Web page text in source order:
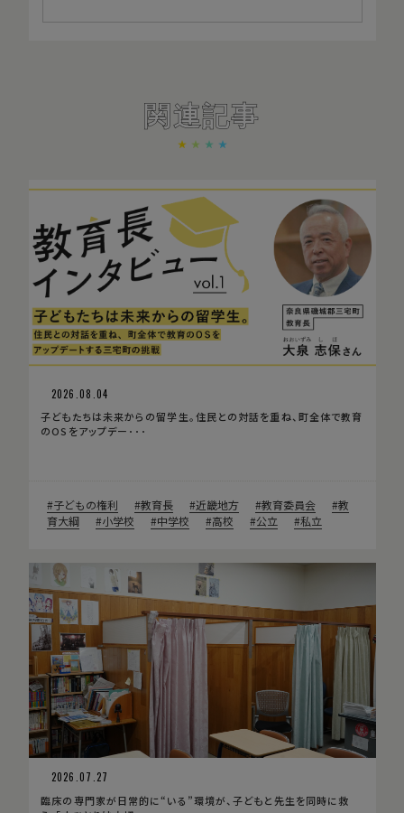
関連記事
2026.08.04
子どもたちは未来からの留学生。住民との対話を重ね、町全体で教育
のOSをアップデー･･･
子どもの権利 教育長 近畿地方 教育委員会
教
育大綱
小学校 中学校 高校 公立 私立
2026.07.27
臨床の専門家が日常的に“いる”環境が、子どもと先生を同時に救